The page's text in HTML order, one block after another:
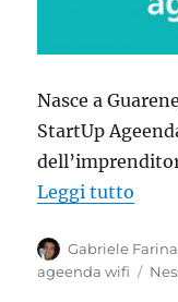
Nasce a
StartUp
Leggi tutto
Autore
Gabriele Farina
ageenda wifi